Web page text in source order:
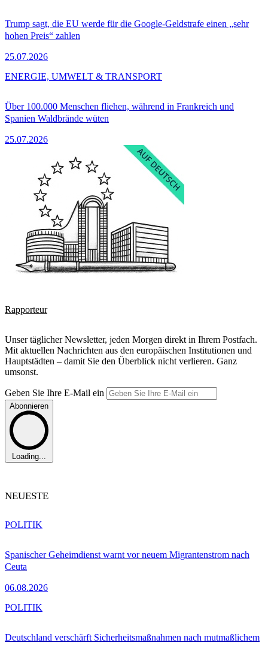
Trump sagt, die EU werde für die Google-Geldstrafe einen „sehr
hohen Preis“ zahlen
25.07.2026
Über 100.000 Menschen fliehen, während in Frankreich und
Spanien Waldbrände wüten
25.07.2026
ENERGIE, UMWELT & TRANSPORT
Rapporteur
Unser täglicher Newsletter, jeden Morgen direkt in Ihrem Postfach.
Mit aktuellen Nachrichten aus den europäischen Institutionen und
Hauptstädten – damit Sie den Überblick nicht verlieren. Ganz
umsonst.
Geben Sie Ihre E-Mail ein
Abonnieren
Loading...
NEUESTE
Spanischer Geheimdienst warnt vor neuem Migrantenstrom nach
Ceuta
06.08.2026
POLITIK
Deutschland verschärft Sicherheitsmaßnahmen nach mutmaßlichem
POLITIK